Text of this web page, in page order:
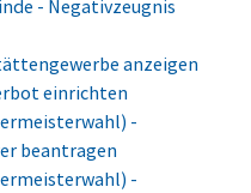
- Negativzeugnis
anzeigen
einrichten
-
beantragen
-